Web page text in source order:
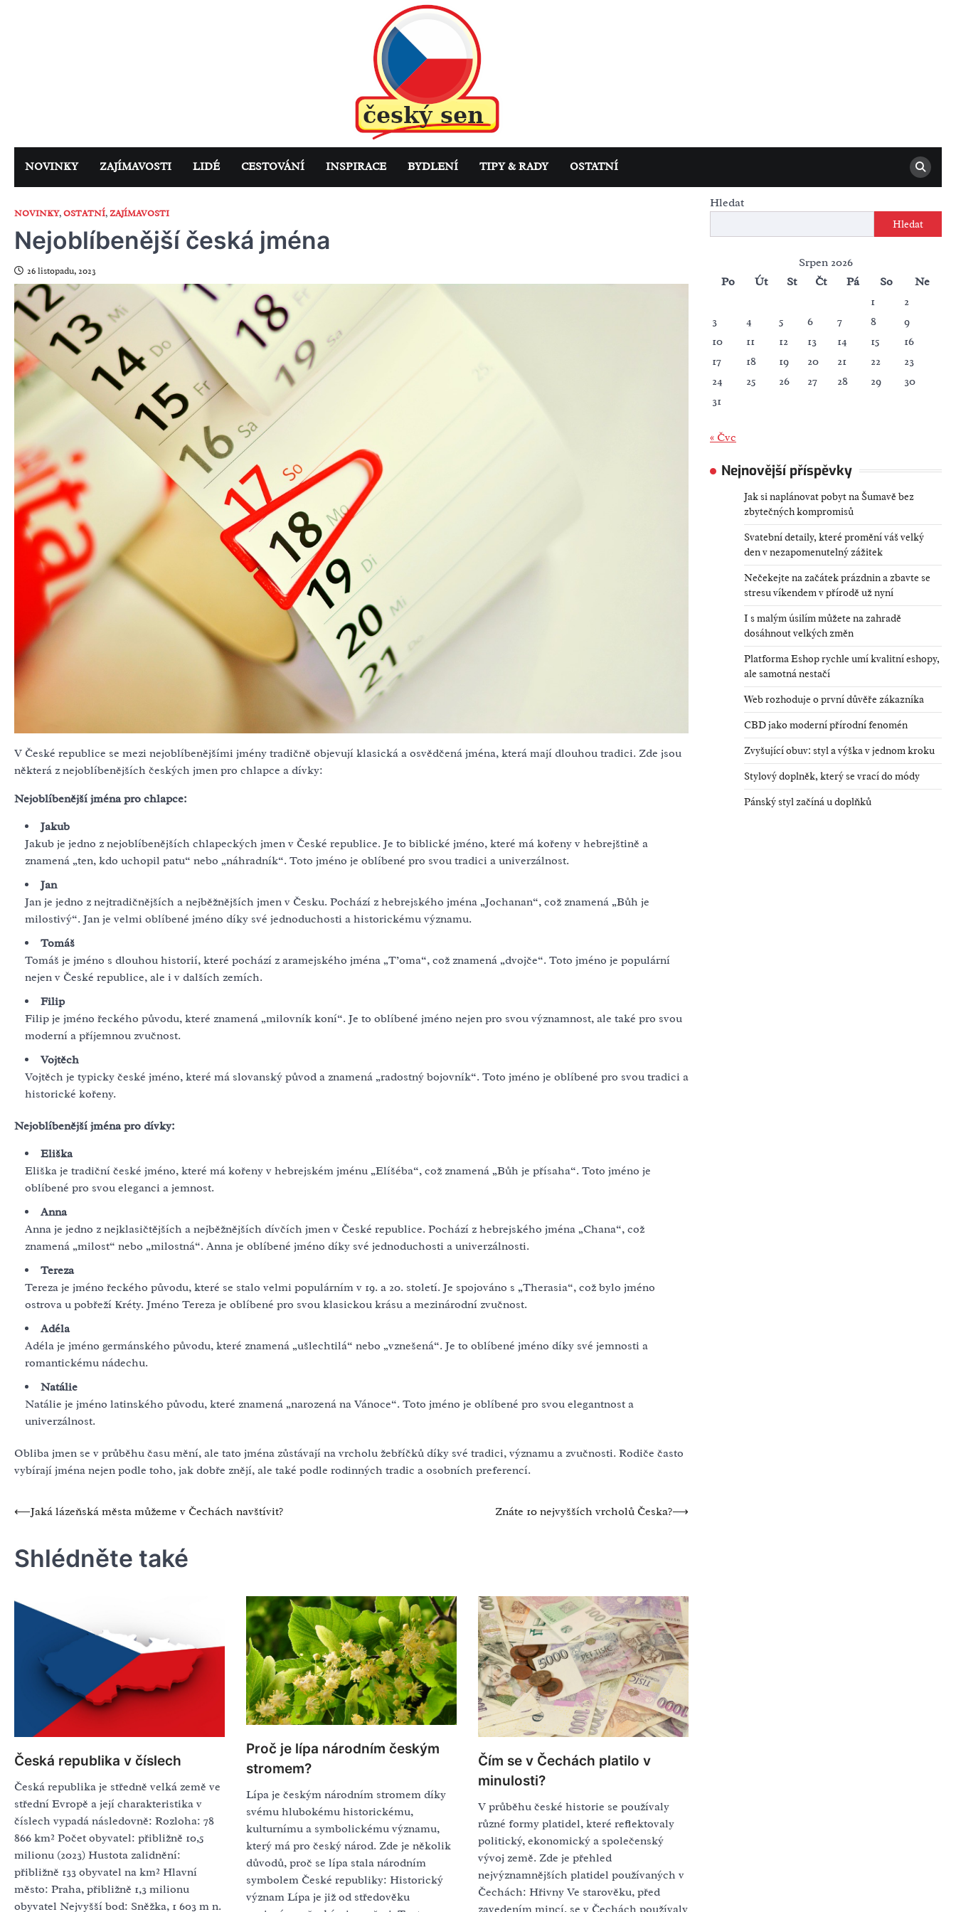
NOVINKY ZAJÍMAVOSTI LIDÉ CESTOVÁNÍ INSPIRACE BYDLENÍ TIPY & RADY OSTATNÍ
NOVINKY,OSTATNÍ,ZAJÍMAVOSTI
Nejoblíbenější česká jména
26 listopadu, 2023
V České republice se mezi nejoblíbenějšími jmény tradičně objevují klasická a osvědčená jména, která mají dlouhou tradici. Zde jsou
některá z nejoblíbenějších českých jmen pro chlapce a dívky:
Nejoblíbenější jména pro chlapce:
Jakub
Jakub je jedno z nejoblíbenějších chlapeckých jmen v České republice. Je to biblické jméno, které má kořeny v hebrejštině a
znamená „ten, kdo uchopil patu“ nebo „náhradník“. Toto jméno je oblíbené pro svou tradici a univerzálnost.
Jan
Jan je jedno z nejtradičnějších a nejběžnějších jmen v Česku. Pochází z hebrejského jména „Jochanan“, což znamená „Bůh je
milostivý“. Jan je velmi oblíbené jméno díky své jednoduchosti a historickému významu.
Tomáš
Tomáš je jméno s dlouhou historií, které pochází z aramejského jména „T’oma“, což znamená „dvojče“. Toto jméno je populární
nejen v České republice, ale i v dalších zemích.
Filip
Filip je jméno řeckého původu, které znamená „milovník koní“. Je to oblíbené jméno nejen pro svou významnost, ale také pro svou
moderní a příjemnou zvučnost.
Vojtěch
Vojtěch je typicky české jméno, které má slovanský původ a znamená „radostný bojovník“. Toto jméno je oblíbené pro svou tradici a
historické kořeny.
Nejoblíbenější jména pro dívky:
Eliška
Eliška je tradiční české jméno, které má kořeny v hebrejském jménu „Elíšéba“, což znamená „Bůh je přísaha“. Toto jméno je
oblíbené pro svou eleganci a jemnost.
Anna
Anna je jedno z nejklasičtějších a nejběžnějších dívčích jmen v České republice. Pochází z hebrejského jména „Chana“, což
znamená „milost“ nebo „milostná“. Anna je oblíbené jméno díky své jednoduchosti a univerzálnosti.
Tereza
Tereza je jméno řeckého původu, které se stalo velmi populárním v 19. a 20. století. Je spojováno s „Therasia“, což bylo jméno
ostrova u pobřeží Kréty. Jméno Tereza je oblíbené pro svou klasickou krásu a mezinárodní zvučnost.
Adéla
Adéla je jméno germánského původu, které znamená „ušlechtilá“ nebo „vznešená“. Je to oblíbené jméno díky své jemnosti a
romantickému nádechu.
Natálie
Natálie je jméno latinského původu, které znamená „narozená na Vánoce“. Toto jméno je oblíbené pro svou elegantnost a
univerzálnost.
Obliba jmen se v průběhu času mění, ale tato jména zůstávají na vrcholu žebříčků díky své tradici, významu a zvučnosti. Rodiče často
vybírají jména nejen podle toho, jak dobře znějí, ale také podle rodinných tradic a osobních preferencí.
Navigace
příspěvek
⟵Jaká lázeňská města můžeme v Čechách navštívit? Znáte 10 nejvyšších vrcholů Česka?⟶
Shlédněte také
Česká republika v číslech
Česká republika je středně velká země ve
střední Evropě a její charakteristika v
číslech vypadá následovně: Rozloha: 78
866 km² Počet obyvatel: přibližně 10,5
milionu (2023) Hustota zalidnění:
přibližně 133 obyvatel na km² Hlavní
město: Praha, přibližně 1,3 milionu
obyvatel Nejvyšší bod: Sněžka, 1 603 m n.
Proč je lípa národním českým
stromem?
Lípa je českým národním stromem díky
svému hlubokému historickému,
kulturnímu a symbolickému významu,
který má pro český národ. Zde je několik
důvodů, proč se lípa stala národním
symbolem České republiky: Historický
význam Lípa je již od středověku
Čím se v Čechách platilo v
minulosti?
V průběhu české historie se používaly
různé formy platidel, které reflektovaly
politický, ekonomický a společenský
vývoj země. Zde je přehled
nejvýznamnějších platidel používaných v
Čechách: Hřivny Ve starověku, před
zavedením mincí, se v Čechách používaly
Hledat
Hledat
Srpen 2026
Po
Út St Čt Pá So
Ne
1
2
3
4 5 6 7 8
9
10
11 12 13 14 15
16
17
18 19 20 21 22
23
24
25 26 27 28 29
30
31
« Čvc
Nejnovější příspěvky
Jak si naplánovat pobyt na Šumavě bez
zbytečných kompromisů
Svatební detaily, které promění váš velký
den v nezapomenutelný zážitek
Nečekejte na začátek prázdnin a zbavte se
stresu víkendem v přírodě už nyní
I s malým úsilím můžete na zahradě
dosáhnout velkých změn
Platforma Eshop rychle umí kvalitní eshopy,
ale samotná nestačí
Web rozhoduje o první důvěře zákazníka
CBD jako moderní přírodní fenomén
Zvyšující obuv: styl a výška v jednom kroku
Stylový doplněk, který se vrací do módy
Pánský styl začíná u doplňků